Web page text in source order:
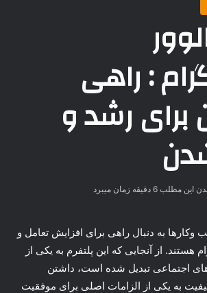
: راهی
رشد و
مطلب 6 دقیقه زمان میبرد
وکارها به دنبال راهی برای افزایش تعامل و
هستند. از آنجایی که این پلتفرم به یکی از
اجتماعی تبدیل شده است، داشتن
به یکی از الزامات اصلی برای موفقیت